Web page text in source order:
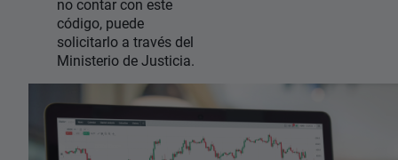
no contar con este
código, puede
solicitarlo a través del
Ministerio de Justicia.